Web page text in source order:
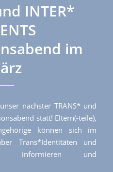
INTER*
im
nächster TRANS* und
statt! Eltern(-teile),
können sich im
Trans*Identitäten und
informieren und